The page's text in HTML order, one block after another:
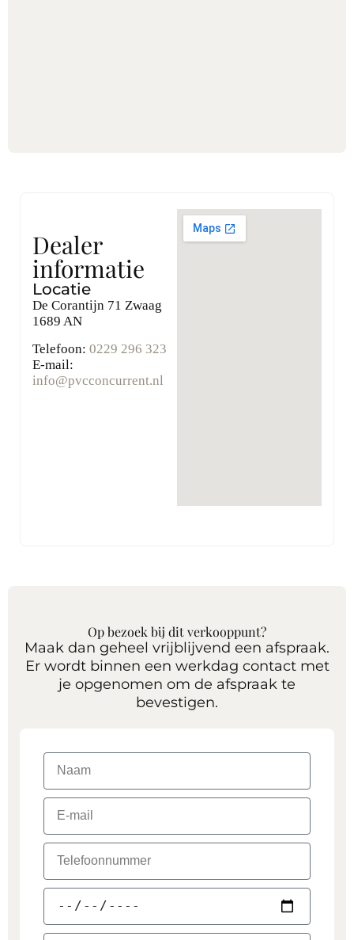
Dealer
informatie
Locatie
De Corantijn 71 Zwaag
1689 AN
Telefoon: 0229 296 323
E-mail:
info@pvcconcurrent.nl
Op bezoek bij dit verkooppunt?
Maak dan geheel vrijblijvend een afspraak.
Er wordt binnen een werkdag contact met
je opgenomen om de afspraak te
bevestigen.